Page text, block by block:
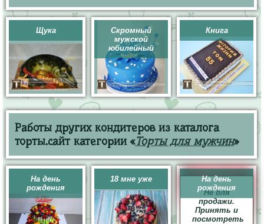
Щука
Скромный
мужской
юбилейный
Книга
Работы других кондитеров из каталога
торты.сайт категории «Торты для мужчин»
На день
рождения
18 мне уже
На день
рождения
Не для
продажи.
Принять и
посмотреть